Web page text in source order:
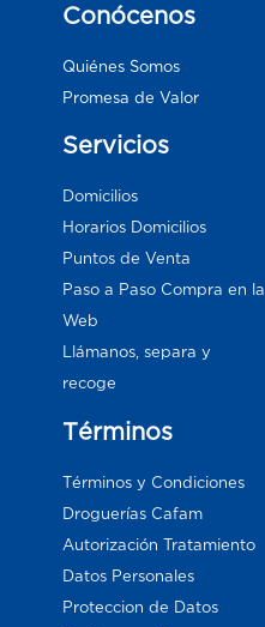
Conócenos
Quiénes Somos
Promesa de Valor
Servicios
Domicilios
Horarios Domicilios
Puntos de Venta
Paso a Paso Compra en la
Web
Llámanos, separa y
recoge
Términos
Términos y Condiciones
Droguerías Cafam
Autorización Tratamiento
Datos Personales
Proteccion de Datos